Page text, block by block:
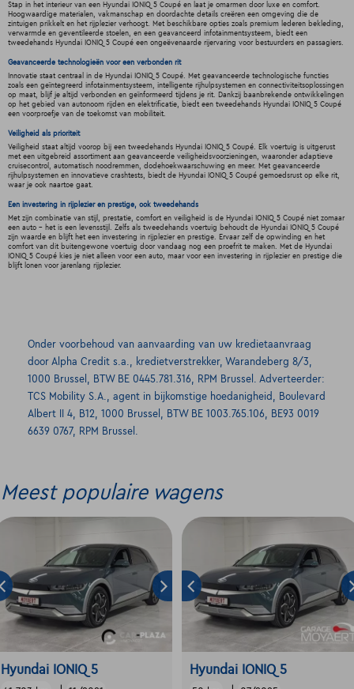
Stap in het interieur van een Hyundai IONIQ 5 Coupé en laat je omarmen door luxe en comfort.
Hoogwaardige materialen, vakmanschap en doordachte details creëren een omgeving die de
zintuigen prikkelt en het rijplezier verhoogt. Met beschikbare opties zoals premium lederen bekleding,
verwarmde en geventileerde stoelen, en een geavanceerd infotainmentsysteem, biedt een
tweedehands Hyundai IONIQ 5 Coupé een ongeëvenaarde rijervaring voor bestuurders en passagiers.
Geavanceerde technologieën voor een verbonden rit
Innovatie staat centraal in de Hyundai IONIQ 5 Coupé. Met geavanceerde technologische functies
zoals een geïntegreerd infotainmentsysteem, intelligente rijhulpsystemen en connectiviteitsoplossingen
op maat, blijf je altijd verbonden en geïnformeerd tijdens je rit. Dankzij baanbrekende ontwikkelingen
op het gebied van autonoom rijden en elektrificatie, biedt een tweedehands Hyundai IONIQ 5 Coupé
een voorproefje van de toekomst van mobiliteit.
Veiligheid als prioriteit
Veiligheid staat altijd voorop bij een tweedehands Hyundai IONIQ 5 Coupé. Elk voertuig is uitgerust
met een uitgebreid assortiment aan geavanceerde veiligheidsvoorzieningen, waaronder adaptieve
cruisecontrol, automatisch noodremmen, dodehoekwaarschuwing en meer. Met geavanceerde
rijhulpsystemen en innovatieve crashtests, biedt de Hyundai IONIQ 5 Coupé gemoedsrust op elke rit,
waar je ook naartoe gaat.
Een investering in rijplezier en prestige, ook tweedehands
Met zijn combinatie van stijl, prestatie, comfort en veiligheid is de Hyundai IONIQ 5 Coupé niet zomaar
een auto - het is een levensstijl. Zelfs als tweedehands voertuig behoudt de Hyundai IONIQ 5 Coupé
zijn waarde en blijft het een investering in rijplezier en prestige. Ervaar zelf de opwinding en het
comfort van dit buitengewone voertuig door vandaag nog een proefrit te maken. Met de Hyundai
IONIQ 5 Coupé kies je niet alleen voor een auto, maar voor een investering in rijplezier en prestige die
blijft lonen voor jarenlang rijplezier.
Onder voorbehoud van aanvaarding van uw kredietaanvraag
door Alpha Credit s.a., kredietverstrekker, Warandeberg 8/3,
1000 Brussel, BTW BE 0445.781.316, RPM Brussel. Adverteerder:
TCS Mobility S.A., agent in bijkomstige hoedanigheid, Boulevard
Albert II 4, B12, 1000 Brussel, BTW BE 1003.765.106, BE93 0019
6639 0767, RPM Brussel.
Meest populaire wagens
Hyundai IONIQ 5 Hyundai IONIQ 5